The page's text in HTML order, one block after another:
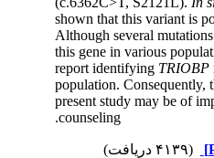
shown that this variant is
Although several
this gene in various
report identifying
population.
present study may be of
counseling.